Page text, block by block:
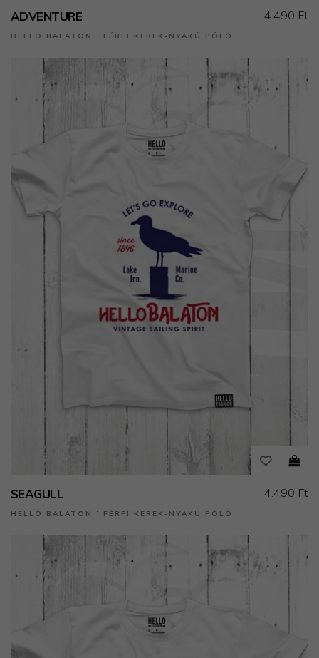
ADVENTURE
HELLO BALATON ˙ FÉRFI KEREK-NYAKÚ PÓLÓ
4.490 Ft
SEAGULL
HELLO BALATON ˙ FÉRFI KEREK-NYAKÚ PÓLÓ
4.490 Ft